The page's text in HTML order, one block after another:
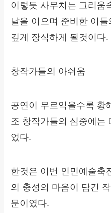
이렇듯 사무치는 그리움
날을 이으며 준비한 이
깊게 장식하게 될것이다.
창작가들의 아쉬움
공연이 무르익을수록 황
조 창작가들의 심중에는
었다.
한것은 이번 인민예술축
의 충성의 마음이 담긴
문이였다.